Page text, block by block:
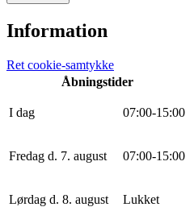
Information
Ret cookie-samtykke
Åbningstider
I dag 07:00-15:00
Fredag d. 7. august 07:00-15:00
Lørdag d. 8. august Lukket